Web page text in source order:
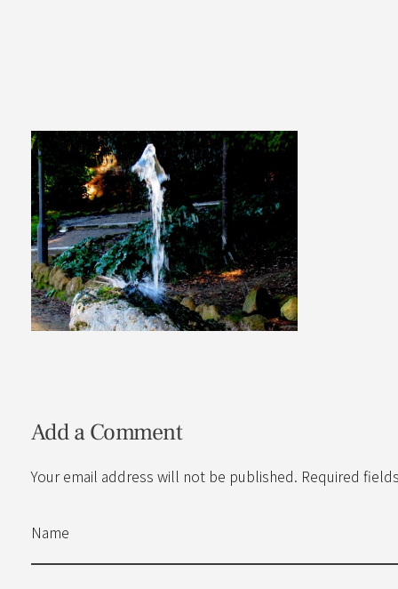
Add a Comment
Your email address will not be published. Required
Name